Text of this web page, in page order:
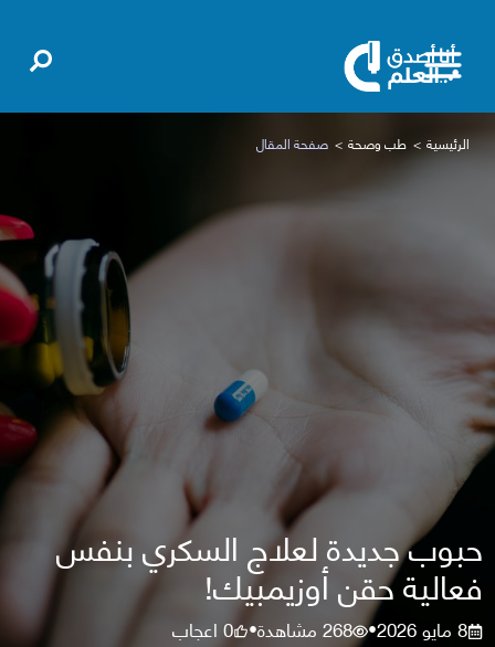
الرئيسية طب وصحة صفحة المقال
حبوب جديدة لعلاج السكري بنفس
فعالية حقن أوزيمبيك!
8 مايو 2026 •
268مشاهدة•
0اعجاب